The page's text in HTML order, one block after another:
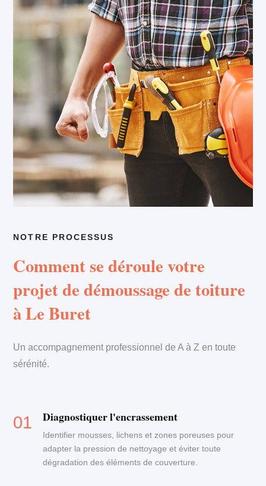
NOTRE PROCESSUS
Comment se déroule votre
projet de démoussage de toiture
à Le Buret
Un accompagnement professionnel de A à Z en toute
sérénité.
Diagnostiquer l'encrassement
Identifier mousses, lichens et zones poreuses pour
adapter la pression de nettoyage et éviter toute
dégradation des éléments de couverture.